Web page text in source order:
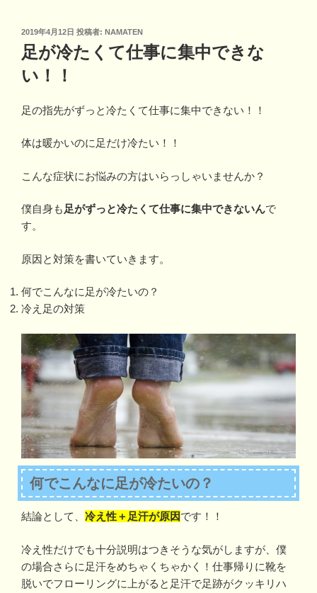
投
稿
日:
2019年4月12日 投稿者: NAMATEN
足が冷たくて仕事に集中できな
い！！
足の指先がずっと冷たくて仕事に集中できない！！
体は暖かいのに足だけ冷たい！！
こんな症状にお悩みの方はいらっしゃいませんか？
僕自身も足がずっと冷たくて仕事に集中できないんで
す。
原因と対策を書いていきます。
何でこんなに足が冷たいの？
冷え足の対策
何でこんなに足が冷たいの？
結論として、 冷え性＋足汗が原因です！！
冷え性だけでも十分説明はつきそうな気がしますが、僕
の場合さらに足汗をめちゃくちゃかく！仕事帰りに靴を
脱いでフローリングに上がると足汗で足跡がクッキリハ